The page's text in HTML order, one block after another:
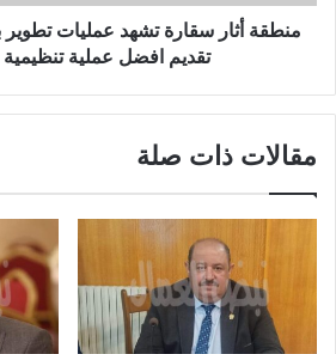
منطقة أثار سقارة تشهد عمليات تطوير
تقديم افضل عملية تنظيمية
مقالات ذات صلة